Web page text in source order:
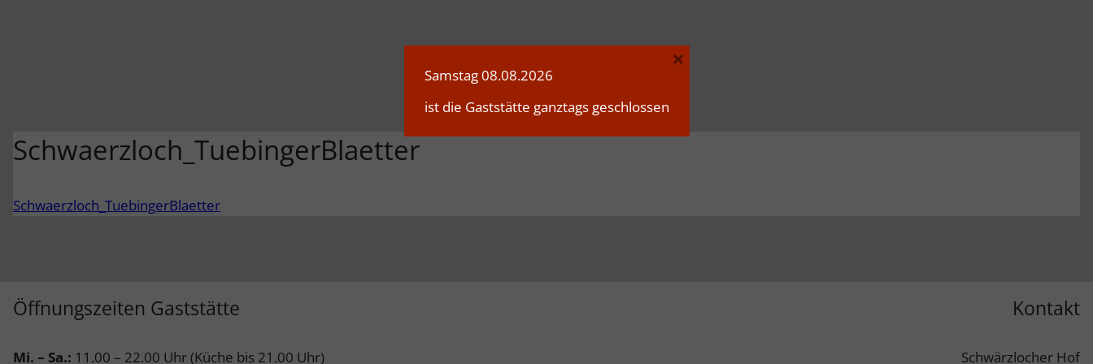
Schwaerzloch_TuebingerBlaetter
Schwaerzloch_TuebingerBlaetter
Öffnungszeiten Gaststätte
Mi. – Sa.: 11.00 – 22.00 Uhr (Küche bis 21.00 Uhr)
Kontakt
Schwärzlocher Hof
Samstag 08.08.2026
ist die Gaststätte ganztags geschlossen
×